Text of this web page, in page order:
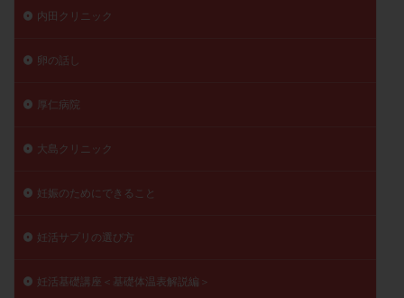
内田クリニック
卵の話し
厚仁病院
大島クリニック
妊娠のためにできること
妊活サプリの選び方
妊活基礎講座＜基礎体温表解説編＞